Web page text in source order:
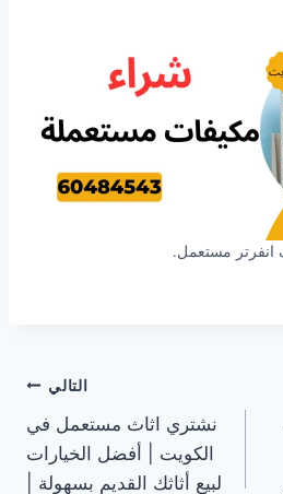
انفرتر مستعمل.
التالي
نشتري اثاث مستعمل في
الكويت | أفضل الخيارات
لبيع أثاثك القديم بسهولة |